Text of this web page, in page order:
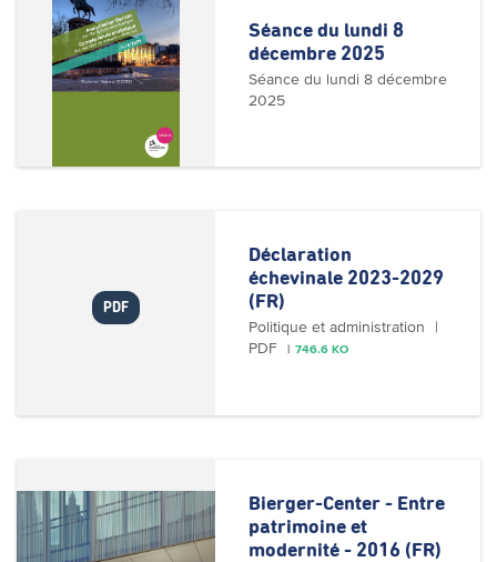
Séance du lundi 8
décembre 2025
Séance du lundi 8 décembre
2025
PDF
Déclaration
échevinale 2023-2029
(FR)
Politique et administration
PDF
746.6 KO
Bierger-Center - Entre
patrimoine et
modernité - 2016 (FR)